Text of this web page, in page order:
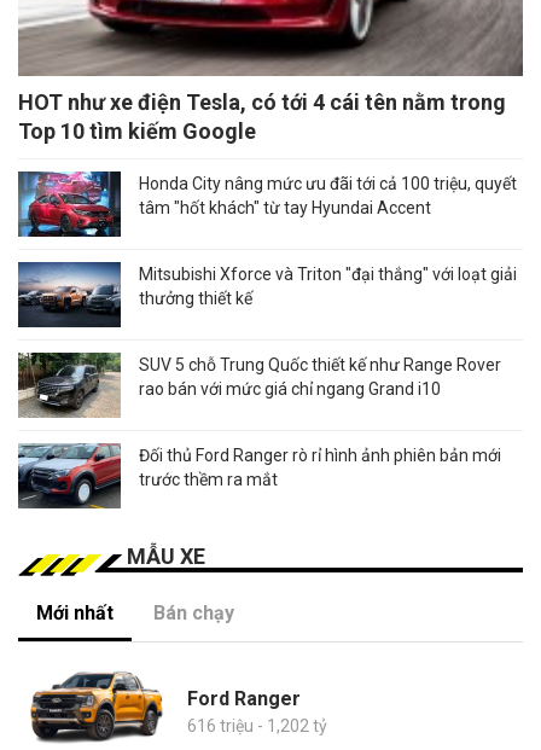
HOT như xe điện Tesla, có tới 4 cái tên nằm trong
Top 10 tìm kiếm Google
Honda City nâng mức ưu đãi tới cả 100 triệu, quyết
tâm "hốt khách" từ tay Hyundai Accent
Mitsubishi Xforce và Triton "đại thắng" với loạt giải
thưởng thiết kế
SUV 5 chỗ Trung Quốc thiết kế như Range Rover
rao bán với mức giá chỉ ngang Grand i10
Đối thủ Ford Ranger rò rỉ hình ảnh phiên bản mới
trước thềm ra mắt
MẪU XE
Mới nhất Bán chạy
Ford Ranger
616 triệu - 1,202 tỷ